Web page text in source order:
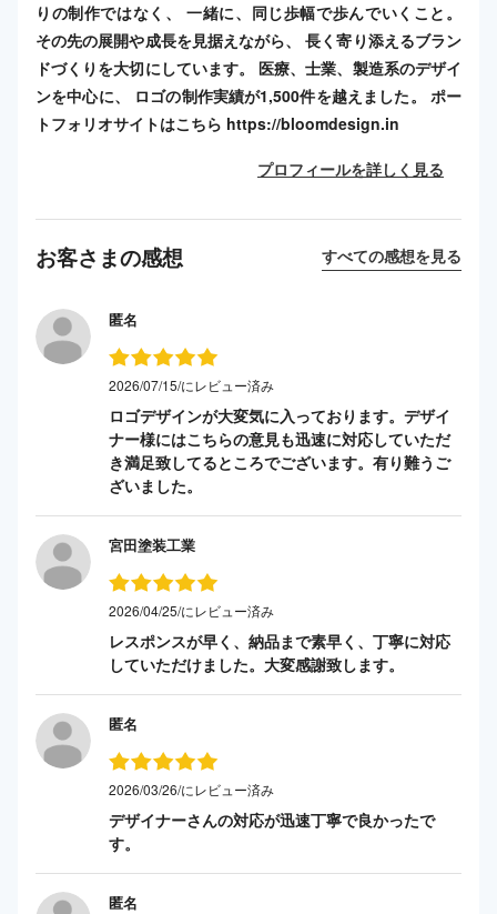
りの制作ではなく、 一緒に、同じ歩幅で歩んでいくこと。
その先の展開や成長を見据えながら、 長く寄り添えるブラン
ドづくりを大切にしています。 医療、士業、製造系のデザイ
ンを中心に、 ロゴの制作実績が1,500件を越えました。 ポー
トフォリオサイトはこちら https://bloomdesign.in
プロフィールを詳しく見る
お客さまの感想 すべての感想を見る
匿名
2026/07/15/にレビュー済み
ロゴデザインが大変気に入っております。デザイ
ナー様にはこちらの意見も迅速に対応していただ
き満足致してるところでございます。有り難うご
ざいました。
宮田塗装工業
2026/04/25/にレビュー済み
レスポンスが早く、納品まで素早く、丁寧に対応
していただけました。大変感謝致します。
匿名
2026/03/26/にレビュー済み
デザイナーさんの対応が迅速丁寧で良かったで
す。
匿名